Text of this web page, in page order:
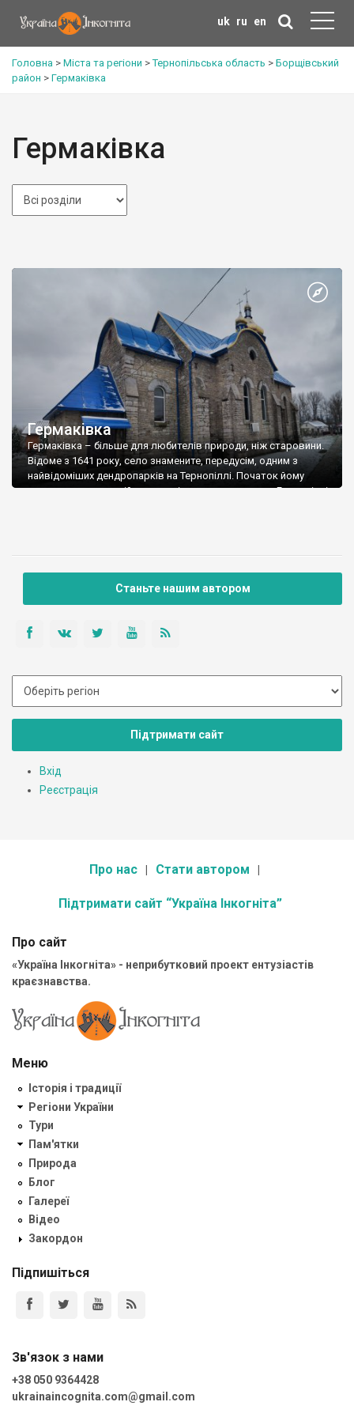
uk ru en
Головна > Міста та регіони >Тернопільська область > Борщівський
район > Гермаківка
Гермаківка
Гермаківка
Гермаківка – більше для любителів природи, ніж старовини.
Відоме з 1641 року, село знамените, передусім, одним з
найвідоміших дендропарків на Тернопіллі. Початок йому
поклав ще за австрійських часів власник маєтку в Гермаківці
Станьте нашим автором
Підтримати сайт
Вхід
Реєстрація
Про нас Стати автором
Підтримати сайт “Україна Інкогніта”
Про сайт
«Україна Інкогніта» - неприбутковий проект ентузіастів
краєзнавства.
Меню
Історія і традиції
Регіони України
Тури
Пам'ятки
Природа
Блог
Галереї
Відео
Закордон
Підпишіться
Зв'язок з нами
+38 050 9364428
ukrainaincognita.com@gmail.com